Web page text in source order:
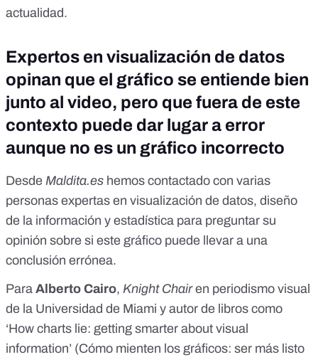
actualidad.
Expertos en visualización de datos
opinan que el gráfico se entiende bien
junto al video, pero que fuera de este
contexto puede dar lugar a error
aunque no es un gráfico incorrecto
Desde Maldita.es hemos contactado con varias
personas expertas en visualización de datos, diseño
de la información y estadística para preguntar su
opinión sobre si este gráfico puede llevar a una
conclusión errónea.
Para Alberto Cairo, Knight Chairen periodismo visual
de la Universidad de Miami y autor de libros como
‘How charts lie: getting smarter about visual
information’ (Cómo mienten los gráficos: ser más listo